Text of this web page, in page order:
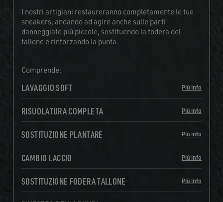
I nostri artigiani restaureranno completamente le tue
sneakers, andando ad agire anche sulle parti
danneggiate più piccole, sostituendo la fodera del
tallone e rinforzando la punta.
Comprende:
LAVAGGIO SOFT Più info
RISUOLATURA COMPLETA Più info
SOSTITUZIONE PLANTARE Più info
CAMBIO LACCIO Più info
SOSTITUZIONE FODERA TALLONE Più info